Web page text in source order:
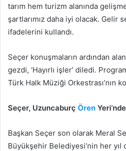
tarım hem turizm alanında
şartlarımız daha iyi olacak. Gelir
ifadelerini kullandı.
Seçer konuşmaların ardından
gezdi, ‘Hayırlı işler’ diledi.
Türk Halk Müziği Orkestrası’nın
Seçer, Uzuncaburç Ören
Başkan Seçer son olarak Meral
Büyükşehir Belediyesi’nin her